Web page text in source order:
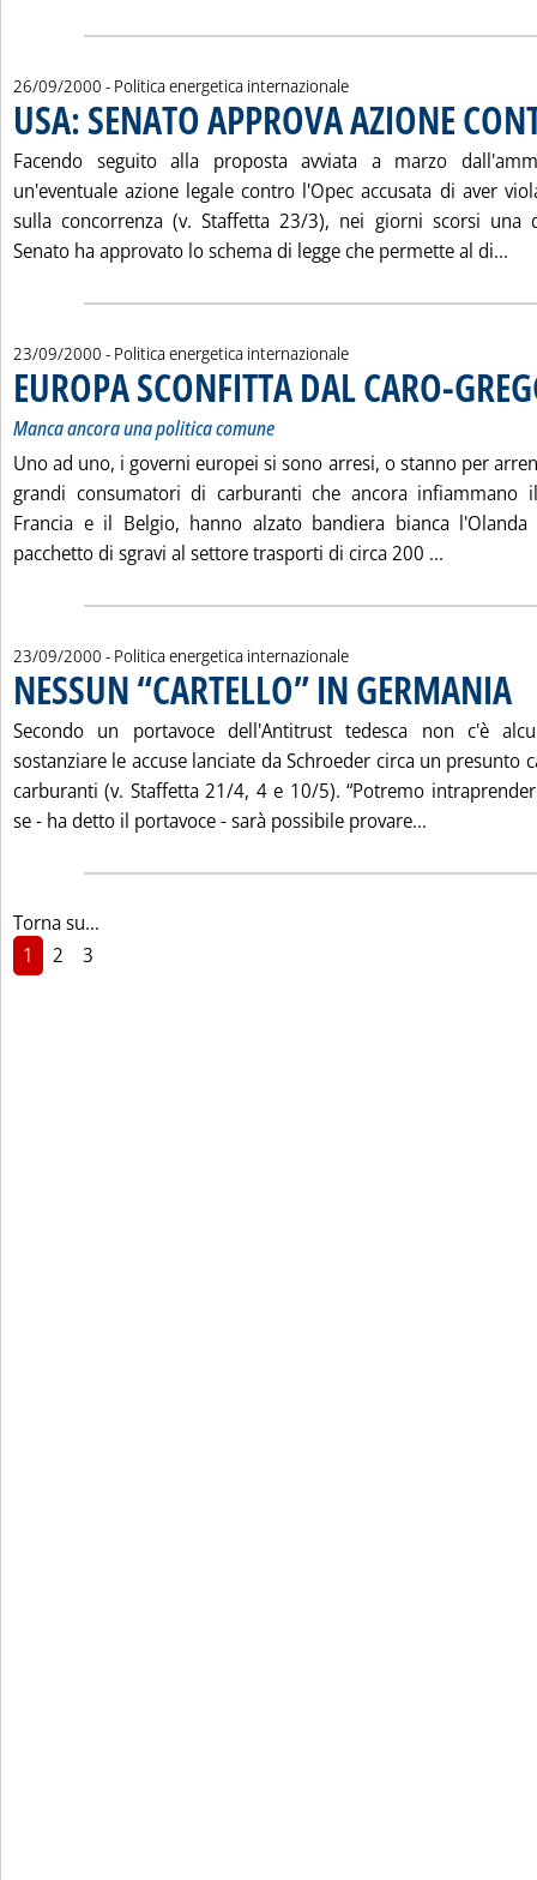
26/09/2000 - Politica energetica internazionale
USA: SENATO APPROVA AZIONE
Facendo seguito alla proposta avviata a marzo
un'eventuale azione legale contro l'Opec accusata di aver
sulla concorrenza (v. Staffetta 23/3), nei giorni scorsi una
Senato ha approvato lo schema di legge che permette al di...
23/09/2000 - Politica energetica internazionale
EUROPA SCONFITTA DAL CARO-
Manca ancora una politica comune
Uno ad uno, i governi europei si sono arresi, o stanno per
grandi consumatori di carburanti che ancora infiammano
Francia e il Belgio, hanno alzato bandiera bianca
pacchetto di sgravi al settore trasporti di circa 200 ...
23/09/2000 - Politica energetica internazionale
NESSUN “CARTELLO” IN GERMANIA
Secondo un portavoce dell'Antitrust tedesca non c'è
sostanziare le accuse lanciate da Schroeder circa un presunto
carburanti (v. Staffetta 21/4, 4 e 10/5). “Potremo
se - ha detto il portavoce - sarà possibile provare...
Torna su...
1
2 3